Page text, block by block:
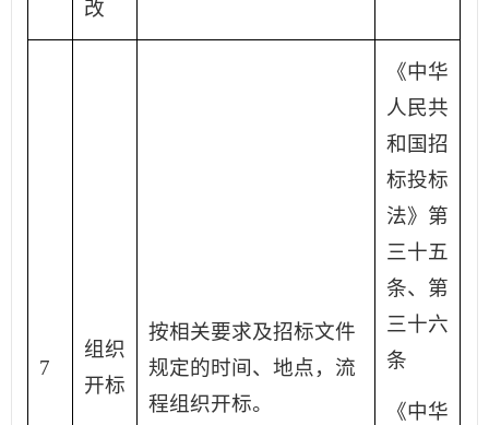
改
7
组织
开标
按相关要求及招标文件
规定的时间、地点，流
程组织开标。
《中华
人民共
和国招
标投标
法》第
三十五
条、第
三十六
条
《中华